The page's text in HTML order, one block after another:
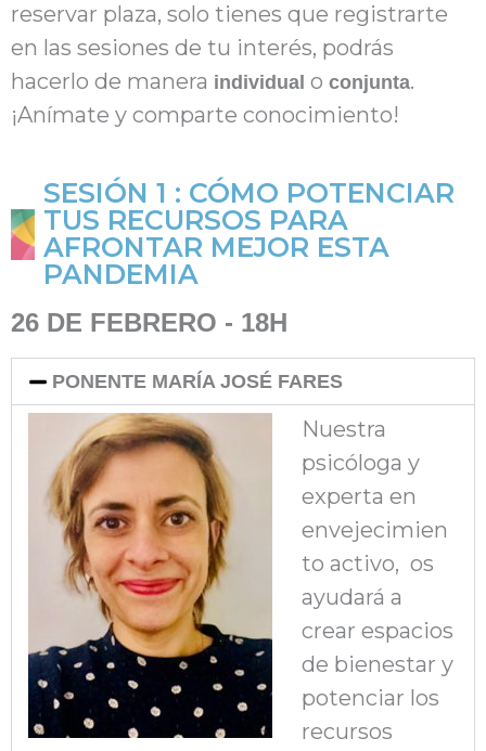
reservar plaza, solo tienes que registrarte
en las sesiones de tu interés, podrás
hacerlo de manera individual o conjunta.
¡Anímate y comparte conocimiento!
SESIÓN 1 : CÓMO POTENCIAR
TUS RECURSOS PARA
AFRONTAR MEJOR ESTA
PANDEMIA
26 DE FEBRERO - 18H
PONENTE MARÍA JOSÉ FARES
Nuestra
psicóloga y
experta en
envejecimien
to activo, os
ayudará a
crear espacios
de bienestar y
potenciar los
recursos